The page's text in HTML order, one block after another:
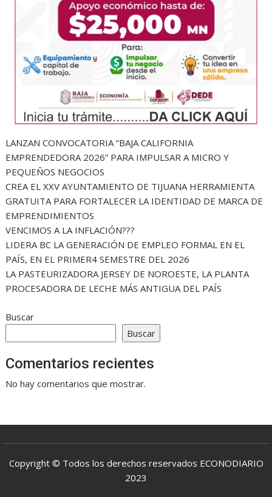
LANZAN CONVOCATORIA “BAJA CALIFORNIA
EMPRENDEDORA 2026” PARA IMPULSAR A MICRO Y
PEQUEÑOS NEGOCIOS
CREA EL XXV AYUNTAMIENTO DE TIJUANA HERRAMIENTA
GRATUITA PARA FORTALECER LA IDENTIDAD DE MARCA DE
EMPRENDIMIENTOS
VENCIMOS A LA INFLACIÓN???
LIDERA BC LA GENERACIÓN DE EMPLEO FORMAL EN EL
PAÍS, EN EL PRIMER4 SEMESTRE DEL 2026
LA PASTEURIZADORA JERSEY DE NOROESTE, LA PLANTA
PROCESADORA DE LECHE MÁS ANTIGUA DEL PAÍS
Buscar
Buscar
Comentarios recientes
No hay comentarios que mostrar.
Copyright © Todos los derechos reservados ECONODIARIO
2023